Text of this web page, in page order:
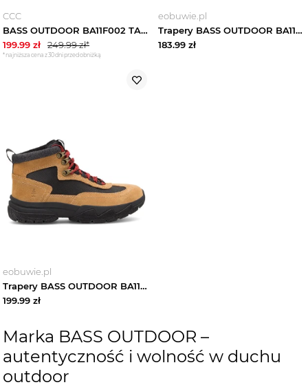
CCC
BASS OUTDOOR BA11F002 TAN - TAN BRĄZOWY JASNY
199.99 zł 249.99zł*
*najniższa cena z 30 dni przed obniżką
eobuwie.pl
Trapery BASS OUTDOOR BA11T001 Granatowy
183.99 zł
eobuwie.pl
Trapery BASS OUTDOOR BA11F002 Brązowy
199.99 zł
Marka BASS OUTDOOR –
autentyczność i wolność w duchu
outdoor